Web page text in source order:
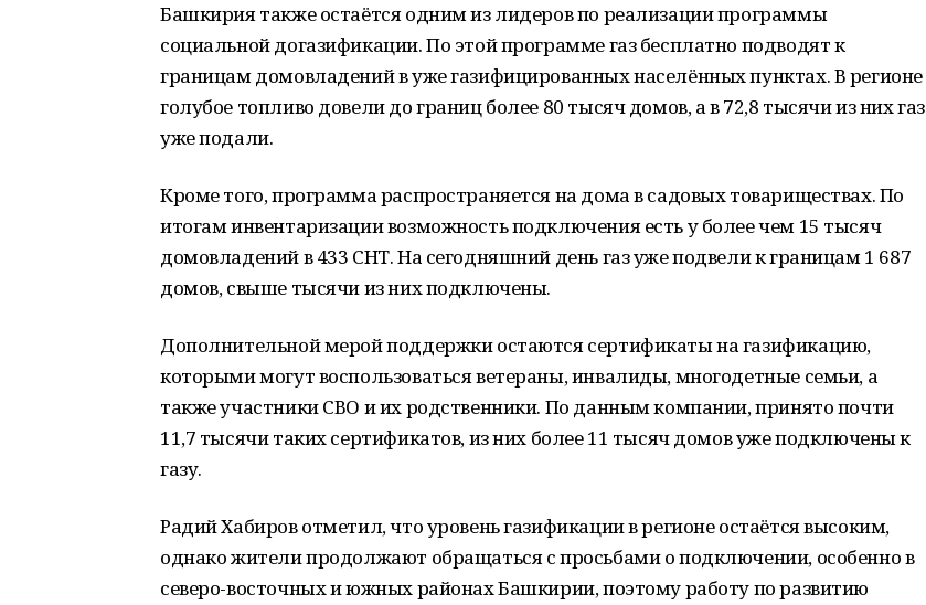
Башкирия также остаётся одним из лидеров по реализации программы
социальной догазификации. По этой программе газ бесплатно подводят к
границам домовладений в уже газифицированных населённых пунктах. В регионе
голубое топливо довели до границ более 80 тысяч домов, а в 72,8 тысячи из них газ
уже подали.
Кроме того, программа распространяется на дома в садовых товариществах. По
итогам инвентаризации возможность подключения есть у более чем 15 тысяч
домовладений в 433 СНТ. На сегодняшний день газ уже подвели к границам 1 687
домов, свыше тысячи из них подключены.
Дополнительной мерой поддержки остаются сертификаты на газификацию,
которыми могут воспользоваться ветераны, инвалиды, многодетные семьи, а
также участники СВО и их родственники. По данным компании, принято почти
11,7 тысячи таких сертификатов, из них более 11 тысяч домов уже подключены к
газу.
Радий Хабиров отметил, что уровень газификации в регионе остаётся высоким,
однако жители продолжают обращаться с просьбами о подключении, особенно в
северо-восточных и южных районах Башкирии, поэтому работу по развитию